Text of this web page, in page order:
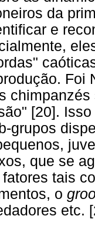
da
e
Foi
[20].
grupos
que se
fatores tais
o
etc.